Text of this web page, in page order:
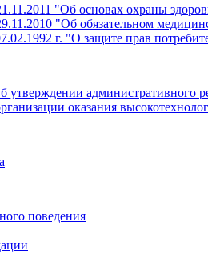
"Об основах охраны
"Об обязательном
г. "О защите прав
административного
оказания
поведения